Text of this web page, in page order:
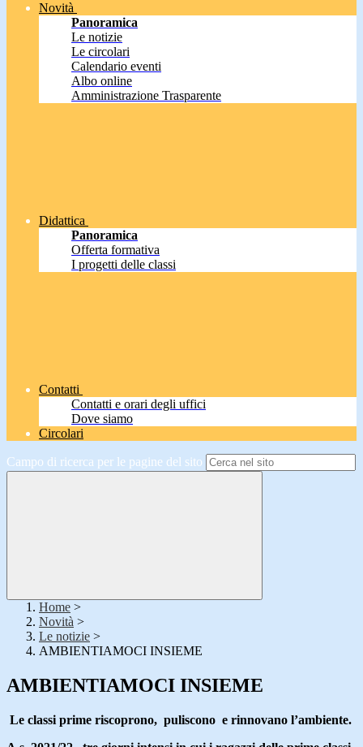
Novità
Panoramica
Le notizie
Le circolari
Calendario eventi
Albo online
Amministrazione Trasparente
Didattica
Panoramica
Offerta formativa
I progetti delle classi
Contatti
Contatti e orari degli uffici
Dove siamo
Circolari
Campo di ricerca per le pagine del sito
Home >
Novità >
Le notizie >
AMBIENTIAMOCI INSIEME
AMBIENTIAMOCI INSIEME
Le classi prime riscoprono, puliscono e rinnovano l’ambiente.